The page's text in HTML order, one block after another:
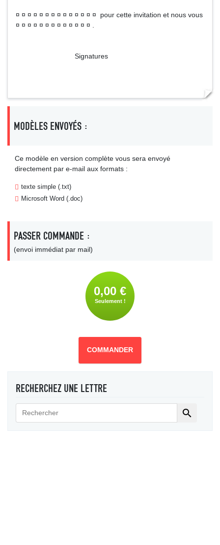
¤ ¤ ¤ ¤ ¤ ¤ ¤ ¤ ¤ ¤ ¤ ¤ ¤ ¤ pour cette invitation et nous vous
¤ ¤ ¤ ¤ ¤ ¤ ¤ ¤ ¤ ¤ ¤ ¤ ¤ .
Signatures
MODÈLES ENVOYÉS :
Ce modèle en version complète vous sera envoyé
directement par e-mail aux formats :
texte simple (.txt)
Microsoft Word (.doc)
PASSER COMMANDE :
(envoi immédiat par mail)
0,00 €
Seulement !
COMMANDER
RECHERCHEZ UNE LETTRE
